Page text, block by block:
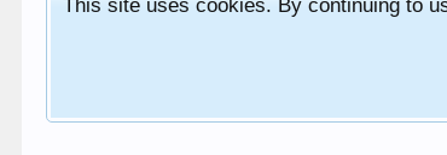
This site uses cookies. By continuing to